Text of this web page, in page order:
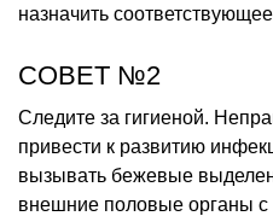
назначить
СОВЕТ №2
Следите за гигиеной.
привести к развитию
вызывать бежевые
внешние половые органы с